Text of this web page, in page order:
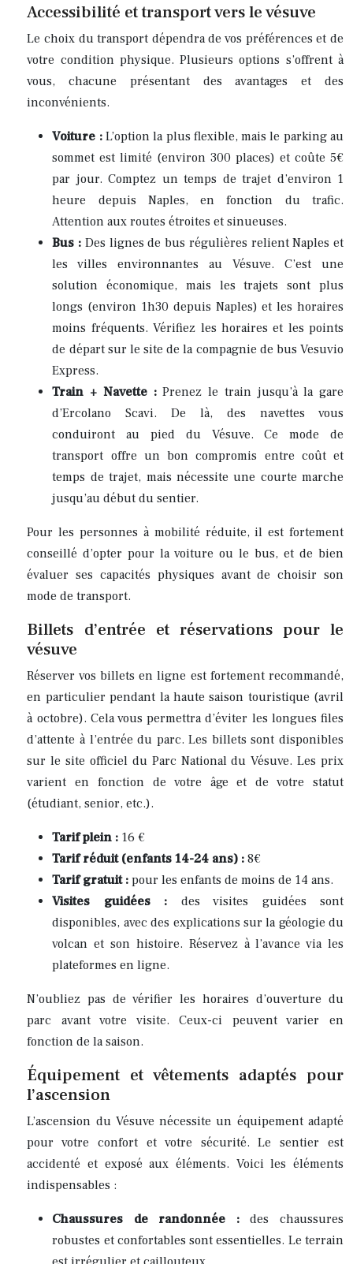
Accessibilité et transport vers le vésuve
Le choix du transport dépendra de vos préférences et de
votre condition physique. Plusieurs options s’offrent à
vous, chacune présentant des avantages et des
inconvénients.
Voiture : L’option la plus flexible, mais le parking au
sommet est limité (environ 300 places) et coûte 5€
par jour. Comptez un temps de trajet d’environ 1
heure depuis Naples, en fonction du trafic.
Attention aux routes étroites et sinueuses.
Bus : Des lignes de bus régulières relient Naples et
les villes environnantes au Vésuve. C’est une
solution économique, mais les trajets sont plus
longs (environ 1h30 depuis Naples) et les horaires
moins fréquents. Vérifiez les horaires et les points
de départ sur le site de la compagnie de bus Vesuvio
Express.
Train + Navette :Prenez le train jusqu’à la gare
d’Ercolano Scavi. De là, des navettes vous
conduiront au pied du Vésuve. Ce mode de
transport offre un bon compromis entre coût et
temps de trajet, mais nécessite une courte marche
jusqu’au début du sentier.
Pour les personnes à mobilité réduite, il est fortement
conseillé d’opter pour la voiture ou le bus, et de bien
évaluer ses capacités physiques avant de choisir son
mode de transport.
Billets d’entrée et réservations pour le
vésuve
Réserver vos billets en ligne est fortement recommandé,
en particulier pendant la haute saison touristique (avril
à octobre). Cela vous permettra d’éviter les longues files
d’attente à l’entrée du parc. Les billets sont disponibles
sur le site officiel du Parc National du Vésuve. Les prix
varient en fonction de votre âge et de votre statut
(étudiant, senior, etc.).
Tarif plein : 16 €
Tarif réduit (enfants 14-24 ans) :8€
Tarif gratuit :pour les enfants de moins de 14 ans.
Visites guidées : des visites guidées sont
disponibles, avec des explications sur la géologie du
volcan et son histoire. Réservez à l’avance via les
plateformes en ligne.
N’oubliez pas de vérifier les horaires d’ouverture du
parc avant votre visite. Ceux-ci peuvent varier en
fonction de la saison.
Équipement et vêtements adaptés pour
l’ascension
L’ascension du Vésuve nécessite un équipement adapté
pour votre confort et votre sécurité. Le sentier est
accidenté et exposé aux éléments. Voici les éléments
indispensables :
Chaussures de randonnée :des chaussures
robustes et confortables sont essentielles. Le terrain